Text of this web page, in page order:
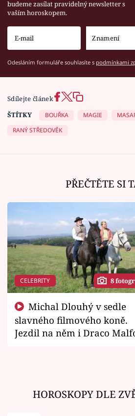
budeme zasílat pravidelný newsletter s
vaším horoskopem.
Odesláním formuláře souhlasíte s podmínkami
Sdílejte článek
ŠTÍTKY
BOUŘKA MAGIE
RANÝ STŘEDOVĚK
PŘEČTĚTE SI
CELEBRITY 8
slavného filmového koně.
Jezdil na něm i Draco
HOROSKOPY DLE